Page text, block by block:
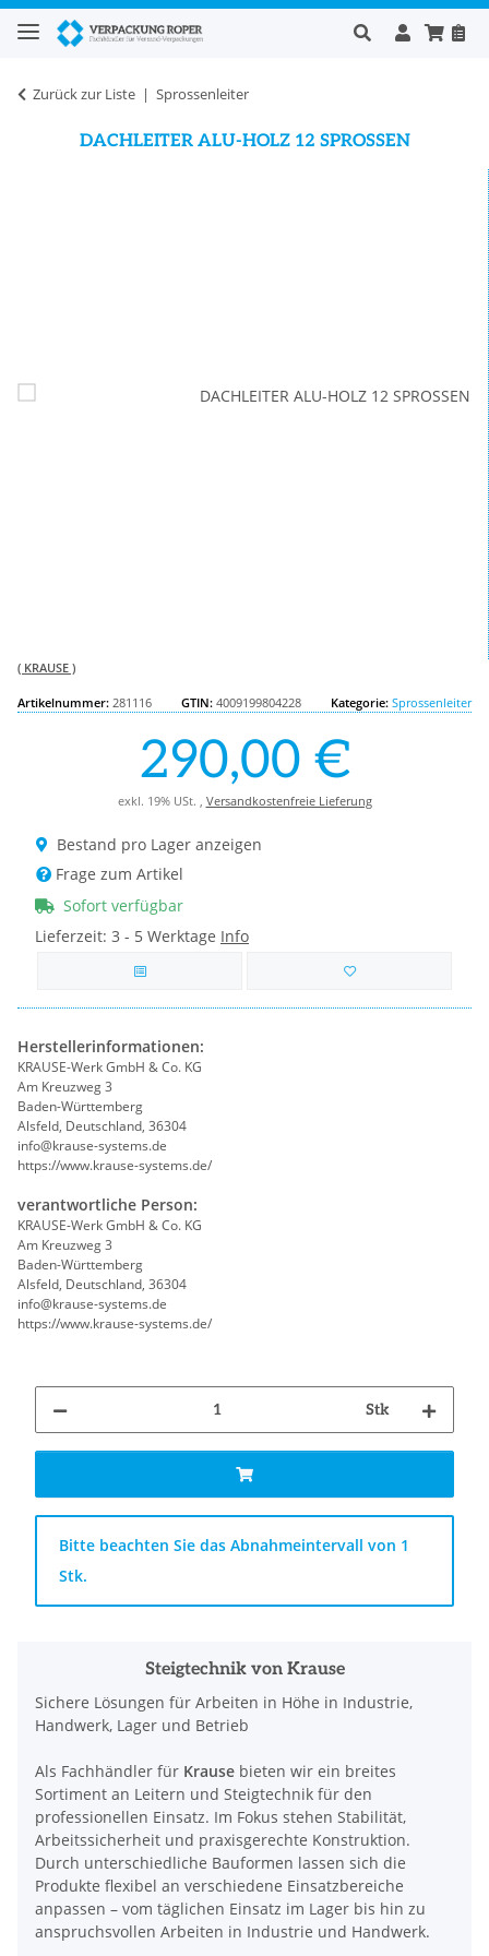
Zurück zur Liste Sprossenleiter
DACHLEITER ALU-HOLZ 12 SPROSSEN
( KRAUSE )
Artikelnummer: 281116 GTIN: 4009199804228 Kategorie: Sprossenleiter
290,00 €
exkl. 19% USt. , Versandkostenfreie Lieferung
Bestand pro Lager anzeigen
Frage zum Artikel
Sofort verfügbar
Lieferzeit: 3 - 5 Werktage Info
Herstellerinformationen:
KRAUSE-Werk GmbH & Co. KG
Am Kreuzweg 3
Baden-Württemberg
Alsfeld, Deutschland, 36304
info@krause-systems.de
https://www.krause-systems.de/
verantwortliche Person:
KRAUSE-Werk GmbH & Co. KG
Am Kreuzweg 3
Baden-Württemberg
Alsfeld, Deutschland, 36304
info@krause-systems.de
https://www.krause-systems.de/
Stk
x
Bitte beachten Sie das Abnahmeintervall von 1
Stk.
Steigtechnik von Krause
Sichere Lösungen für Arbeiten in Höhe in Industrie,
Handwerk, Lager und Betrieb
Als Fachhändler für Krause bieten wir ein breites
Sortiment an Leitern und Steigtechnik für den
professionellen Einsatz. Im Fokus stehen Stabilität,
Arbeitssicherheit und praxisgerechte Konstruktion.
Durch unterschiedliche Bauformen lassen sich die
Produkte flexibel an verschiedene Einsatzbereiche
anpassen – vom täglichen Einsatz im Lager bis hin zu
anspruchsvollen Arbeiten in Industrie und Handwerk.